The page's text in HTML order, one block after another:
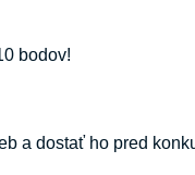
bodov!
a dostať ho pred